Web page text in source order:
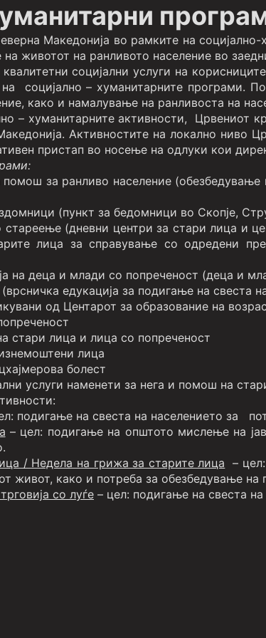
Македонија во рамките на
животот на ранливото население во
социјални услуги на
социјално – хуманитарните програми.
како и намалување на ранливоста на
– хуманитарните активности, Црвениот
Активностите на локално ниво
пристап во носење на одлуки кои
за ранливо население
(пункт за бедомници во Скопје,
(дневни центри за стари лица и
лица за справување со одредени
на деца и млади со попреченост (деца и
едукација за подигање на свеста
од Центарот за образование на
стари лица и лица со попреченост
лица
болест
услуги наменети за нега и помош на
подигање на свеста на населението за
– цел: подигање на општото мислење на
/ Недела на грижа за старите лица –
живот, како и потреба за обезбедување
со луѓе – цел: подигање на свеста на